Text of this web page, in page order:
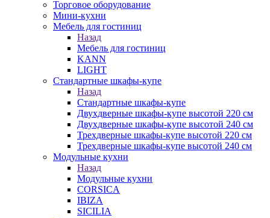
Торговое оборудование
Мини-кухни
Мебель для гостиниц
Назад
Мебель для гостиниц
KANN
LIGHT
Стандартные шкафы-купе
Назад
Стандартные шкафы-купе
Двухдверные шкафы-купе высотой 220 см
Двухдверные шкафы-купе высотой 240 см
Трехдверные шкафы-купе высотой 220 см
Трехдверные шкафы-купе высотой 240 см
Модульные кухни
Назад
Модульные кухни
CORSICA
IBIZA
SICILIA